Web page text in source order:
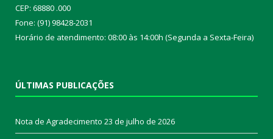
CEP: 68880 .000
Fone: (91) 98428-2031
Horário de atendimento: 08:00 às 14:00h (Segunda a Sexta-Feira)
ÚLTIMAS PUBLICAÇÕES
Nota de Agradecimento 23 de julho de 2026